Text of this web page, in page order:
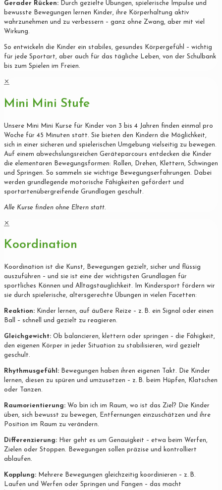
Gerader Rücken: Durch gezielte Übungen, spielerische Impulse und
bewusste Bewegungen lernen Kinder, ihre Körperhaltung aktiv
wahrzunehmen und zu verbessern – ganz ohne Zwang, aber mit viel
Wirkung.
So entwickeln die Kinder ein stabiles, gesundes Körpergefühl – wichtig
für jede Sportart, aber auch für das tägliche Leben, von der Schulbank
bis zum Spielen im Freien.
✕
Mini Mini Stufe
Unsere Mini Mini Kurse für Kinder von 3 bis 4 Jahren finden einmal pro
Woche für 45 Minuten statt. Sie bieten den Kindern die Möglichkeit,
sich in einer sicheren und spielerischen Umgebung vielseitig zu bewegen.
Auf einem abwechslungsreichen Geräteparcours entdecken die Kinder
die elementaren Bewegungsformen: Rollen, Drehen, Klettern, Schwingen
und Springen. So sammeln sie wichtige Bewegungserfahrungen. Dabei
werden grundlegende motorische Fähigkeiten gefördert und
sportartenübergreifende Grundlagen geschult.
Alle Kurse finden ohne Eltern statt.
✕
Koordination
Koordination ist die Kunst, Bewegungen gezielt, sicher und flüssig
auszuführen – und sie ist eine der wichtigsten Grundlagen für
sportliches Können und Alltagstauglichkeit. Im Kindersport fördern wir
sie durch spielerische, altersgerechte Übungen in vielen Facetten:
Reaktion: Kinder lernen, auf äußere Reize – z. B. ein Signal oder einen
Ball – schnell und gezielt zu reagieren.
Gleichgewicht: Ob balancieren, klettern oder springen – die Fähigkeit,
den eigenen Körper in jeder Situation zu stabilisieren, wird gezielt
geschult.
Rhythmusgefühl: Bewegungen haben ihren eigenen Takt. Die Kinder
lernen, diesen zu spüren und umzusetzen – z. B. beim Hüpfen, Klatschen
oder Tanzen.
Raumorientierung: Wo bin ich im Raum, wo ist das Ziel? Die Kinder
üben, sich bewusst zu bewegen, Entfernungen einzuschätzen und ihre
Position im Raum zu verändern.
Differenzierung: Hier geht es um Genauigkeit – etwa beim Werfen,
Zielen oder Stoppen. Bewegungen sollen präzise und kontrolliert
ablaufen.
Kopplung: Mehrere Bewegungen gleichzeitig koordinieren – z. B.
Laufen und Werfen oder Springen und Fangen – das macht